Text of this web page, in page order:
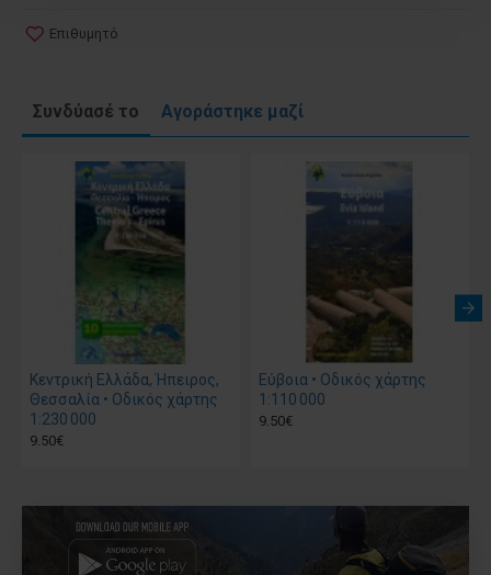
Επιθυμητό
Συνδύασέ το Αγοράστηκε μαζί
Κεντρική Ελλάδα, Ήπειρος,
Θεσσαλία • Οδικός χάρτης
1:230 000
9.50€
Εύβοια • Οδικός χάρτης
1:110 000
9.50€